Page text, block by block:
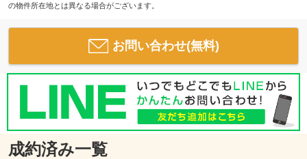
の物件所在地とは異なる場合がございます。
お問い合わせ(無料)
成約済み一覧